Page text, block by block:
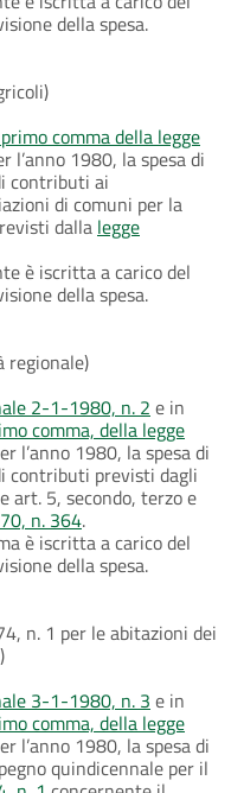
della spesa.
comma della legge
l’anno 1980, la spesa di
contributi ai
di comuni per la
dalla legge
è iscritta a carico del
della spesa.
regionale)
2-1-1980, n. 2 e in
comma, della legge
l’anno 1980, la spesa di
contributi previsti dagli
art. 5, secondo, terzo e
n. 364.
è iscritta a carico del
della spesa.
n. 1 per le abitazioni dei
3-1-1980, n. 3 e in
comma, della legge
l’anno 1980, la spesa di
quindicennale per il